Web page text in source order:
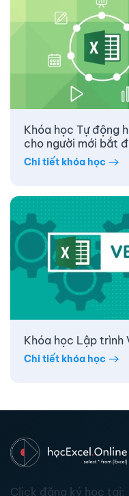
Khóa học Tự động
cho người mới bắt
Chi tiết khóa học
Khóa học Lập trình
Chi tiết khóa học
Click đăng ký học tại: